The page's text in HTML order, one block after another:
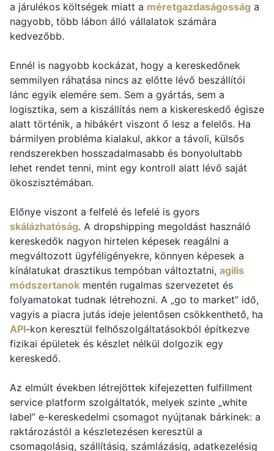
a járulékos költségek miatt a méretgazdaságosság a
nagyobb, több lábon álló vállalatok számára
kedvezőbb.
Ennél is nagyobb kockázat, hogy a kereskedőnek
semmilyen ráhatása nincs az előtte lévő beszállítói
lánc egyik elemére sem. Sem a gyártás, sem a
logisztika, sem a kiszállítás nem a kiskereskedő égisze
alatt történik, a hibákért viszont ő lesz a felelős. Ha
bármilyen probléma kialakul, akkor a távoli, külsős
rendszerekben hosszadalmasabb és bonyolultabb
lehet rendet tenni, mint egy kontroll alatt lévő saját
ökoszisztémában.
Előnye viszont a felfelé és lefelé is gyors
skálázhatóság. A dropshipping megoldást használó
kereskedők nagyon hirtelen képesek reagálni a
megváltozott ügyféligényekre, könnyen képesek a
kínálatukat drasztikus tempóban változtatni, agilis
módszertanok mentén rugalmas szervezetet és
folyamatokat tudnak létrehozni. A „go to market” idő,
vagyis a piacra jutás ideje jelentősen csökkenthető, ha
API-kon keresztül felhőszolgáltatásokból építkezve
fizikai épületek és készlet nélkül dolgozik egy
kereskedő.
Az elmúlt években létrejöttek kifejezetten fulfillment
service platform szolgáltatók, melyek szinte „white
label” e-kereskedelmi csomagot nyújtanak bárkinek: a
raktározástól a készletezésen keresztül a
csomagolásig, szállításig, számlázásig, adatkezelésig